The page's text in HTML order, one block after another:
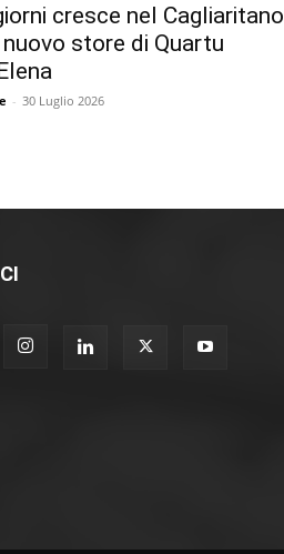
cresce nel Cagliaritano
store di Quartu
- 30 Luglio 2026